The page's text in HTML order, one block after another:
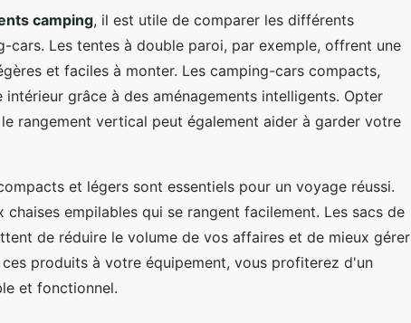
camping, il est utile de comparer les différents
cars. Les tentes à double paroi, par exemple, offrent une
et faciles à monter. Les camping-cars compacts,
grâce à des aménagements intelligents. Opter
rangement vertical peut également aider à garder votre
et légers sont essentiels pour un voyage réussi.
chaises empilables qui se rangent facilement. Les sacs de
de réduire le volume de vos affaires et de mieux gérer
produits à votre équipement, vous profiterez d'un
et fonctionnel.